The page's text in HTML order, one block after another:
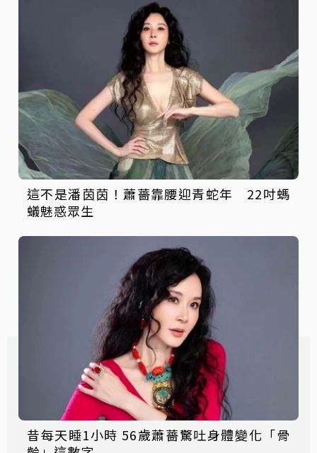
這不是潘茵茵！蕭薔靠腰迎青蛇年 22吋螞
蟻魅惑眾生
昔每天睡1小時 56歲蕭薔驚吐身體變化「骨